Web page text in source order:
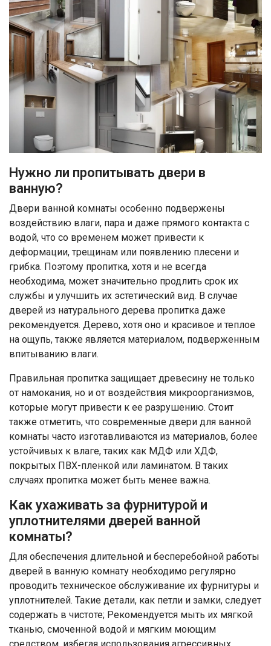
Нужно ли пропитывать двери в
ванную?
Двери ванной комнаты особенно подвержены
воздействию влаги, пара и даже прямого контакта с
водой, что со временем может привести к
деформации, трещинам или появлению плесени и
грибка. Поэтому пропитка, хотя и не всегда
необходима, может значительно продлить срок их
службы и улучшить их эстетический вид. В случае
дверей из натурального дерева пропитка даже
рекомендуется. Дерево, хотя оно и красивое и теплое
на ощупь, также является материалом, подверженным
впитыванию влаги.
Правильная пропитка защищает древесину не только
от намокания, но и от воздействия микроорганизмов,
которые могут привести к ее разрушению. Стоит
также отметить, что современные двери для ванной
комнаты часто изготавливаются из материалов, более
устойчивых к влаге, таких как МДФ или ХДФ,
покрытых ПВХ-пленкой или ламинатом. В таких
случаях пропитка может быть менее важна.
Как ухаживать за фурнитурой и
уплотнителями дверей ванной
комнаты?
Для обеспечения длительной и бесперебойной работы
дверей в ванную комнату необходимо регулярно
проводить техническое обслуживание их фурнитуры и
уплотнителей. Такие детали, как петли и замки, следует
содержать в чистоте; Рекомендуется мыть их мягкой
тканью, смоченной водой и мягким моющим